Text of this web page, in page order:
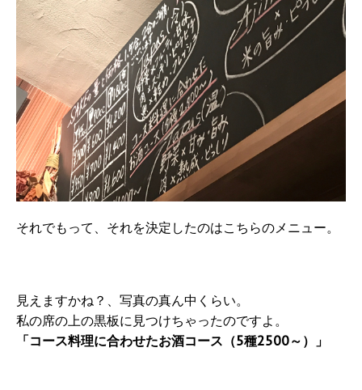
それでもって、それを決定したのはこちらのメニュー。
見えますかね？、写真の真ん中くらい。
私の席の上の黒板に見つけちゃったのですよ。
「コース料理に合わせたお酒コース（5種2500～）」